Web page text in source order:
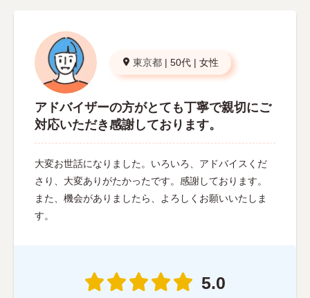
東京都 | 50代 | 女性
アドバイザーの方がとても丁寧で親切にご
対応いただき感謝しております。
大変お世話になりました。いろいろ、アドバイスくだ
さり、大変ありがたかったです。感謝しております。
また、機会がありましたら、よろしくお願いいたしま
す。
5.0